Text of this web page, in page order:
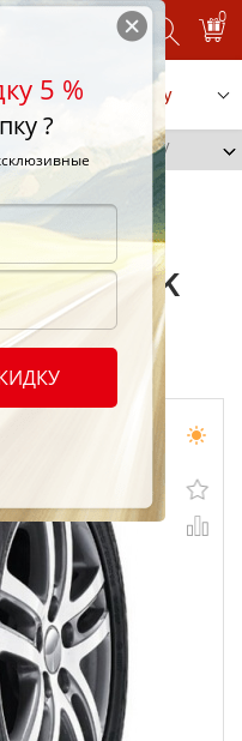
0
Заказать услугу
205/50 R16 91W
5 %
?